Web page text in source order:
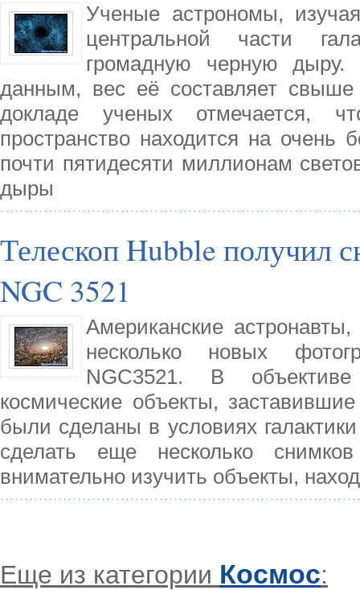
Ученые астрономы,
центральной части
громадную черную дыру.
данным, вес её составляет
докладе ученых отмечается,
пространство находится на
почти пятидесяти миллионам
дыры
Телескоп Hubble получил
NGC 3521
Американские
несколько новых
NGC3521. В
космические объекты,
были сделаны в условиях
сделать еще несколько
внимательно изучить объекты,
Еще из категории Космос: